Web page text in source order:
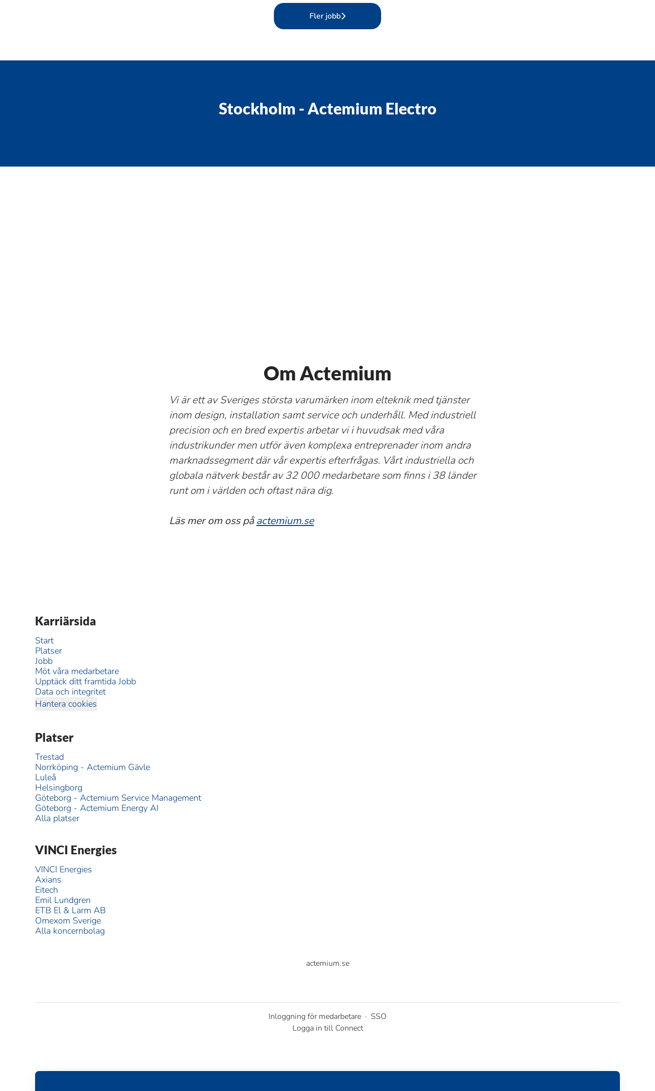
Fler jobb
Stockholm - Actemium Electro
Om Actemium
Vi är ett av Sveriges största varumärken inom elteknik med tjänster
inom design, installation samt service och underhåll. Med industriell
precision och en bred expertis arbetar vi i huvudsak med våra
industrikunder men utför även komplexa entreprenader inom andra
marknadssegment där vår expertis efterfrågas. Vårt industriella och
globala nätverk består av 32 000 medarbetare som finns i 38 länder
runt om i världen och oftast nära dig.
Läs mer om oss påactemium.se
Karriärsida
Start
Platser
Jobb
Möt våra medarbetare
Upptäck ditt framtida Jobb
Data och integritet
Hantera cookies
Platser
Trestad
Norrköping - Actemium Gävle
Luleå
Helsingborg
Göteborg - Actemium Service Management
Göteborg - Actemium Energy AI
Alla platser
VINCI Energies
VINCI Energies
Axians
Eitech
Emil Lundgren
ETB El & Larm AB
Omexom Sverige
Alla koncernbolag
actemium.se
Inloggning för medarbetare · SSO
Logga in till Connect